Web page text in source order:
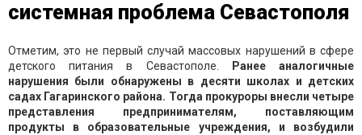
системная проблема Севастополя
Отметим, это не первый случай массовых нарушений в сфере
детского питания в Севастополе. Ранее аналогичные
нарушения были обнаружены в десяти школах и детских
садах Гагаринского района. Тогда прокуроры внесли четыре
представления предпринимателям, поставляющим
продукты в образовательные учреждения, и возбудили